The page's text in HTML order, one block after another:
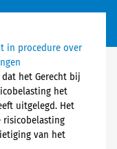
in procedure over
het Gerecht bij
het
uitgelegd. Het
risicobelasting
van het